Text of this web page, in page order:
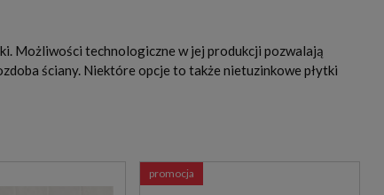
Możliwości technologiczne w jej produkcji pozwalają
ściany. Niektóre opcje to także nietuzinkowe płytki
promocja